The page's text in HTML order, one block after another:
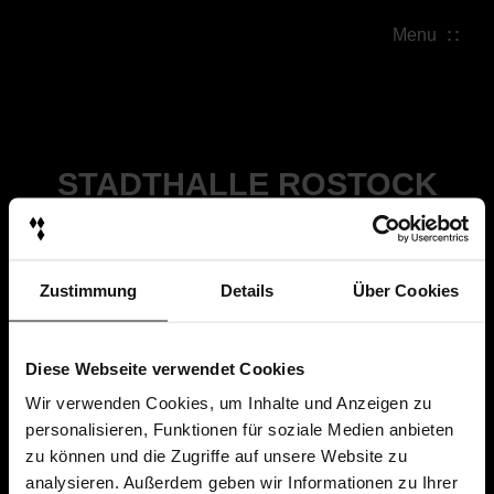
Zustimmung Details Über Cookies
Diese Webseite verwendet Cookies
Wir verwenden Cookies, um Inhalte und Anzeigen zu
personalisieren, Funktionen für soziale Medien anbieten
zu können und die Zugriffe auf unsere Website zu
analysieren. Außerdem geben wir Informationen zu Ihrer
Menu
STADTHALLE ROSTOCK